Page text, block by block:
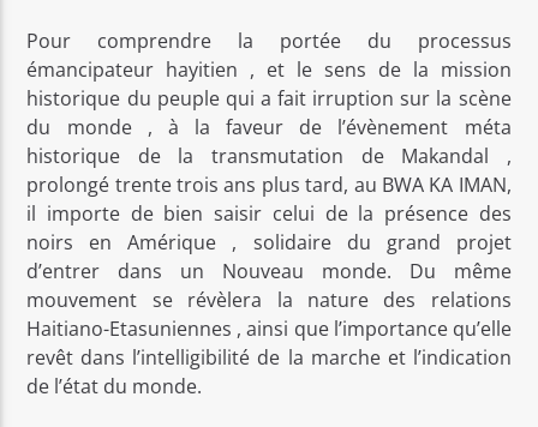
Pour comprendre la portée du processus
émancipateur hayitien , et le sens de la mission
historique du peuple qui a fait irruption sur la scène
du monde , à la faveur de l’évènement méta
historique de la transmutation de Makandal ,
prolongé trente trois ans plus tard, au BWA KA IMAN,
il importe de bien saisir celui de la présence des
noirs en Amérique , solidaire du grand projet
d’entrer dans un Nouveau monde. Du même
mouvement se révèlera la nature des relations
Haitiano-Etasuniennes , ainsi que l’importance qu’elle
revêt dans l’intelligibilité de la marche et l’indication
de l’état du monde.